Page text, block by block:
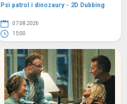
Psi patrol i dinozaury - 2D Dubbing
07.08.2026
15:00